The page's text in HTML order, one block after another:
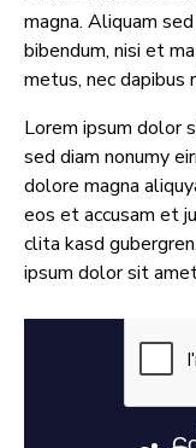
magna. Aliquam
bibendum, nisi et
metus, nec dapibus
Lorem ipsum dolor
sed diam nonumy
dolore magna
eos et accusam et
clita kasd
ipsum dolor sit